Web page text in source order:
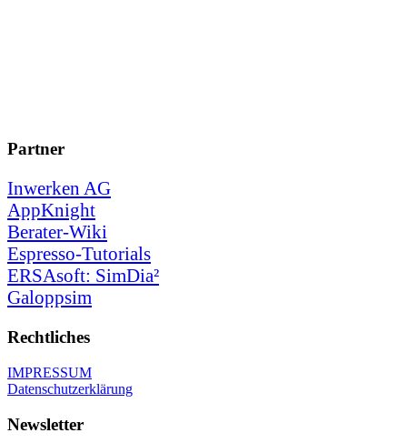
Partner
Inwerken AG
AppKnight
Berater-Wiki
Espresso-Tutorials
ERSAsoft: SimDia²
Galoppsim
Rechtliches
IMPRESSUM
Datenschutzerklärung
Newsletter